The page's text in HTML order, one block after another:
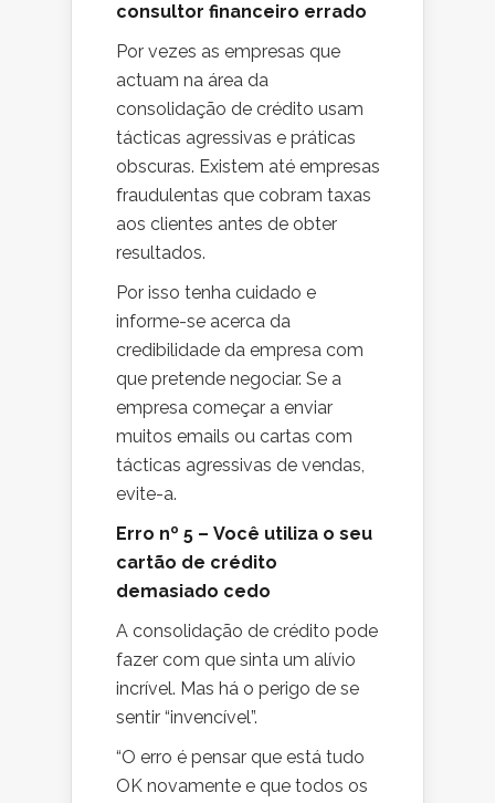
consultor financeiro errado
Por vezes as empresas que
actuam na área da
consolidação de crédito usam
tácticas agressivas e práticas
obscuras. Existem até empresas
fraudulentas que cobram taxas
aos clientes antes de obter
resultados.
Por isso tenha cuidado e
informe-se acerca da
credibilidade da empresa com
que pretende negociar. Se a
empresa começar a enviar
muitos emails ou cartas com
tácticas agressivas de vendas,
evite-a.
Erro nº 5 – Você utiliza o seu
cartão de crédito
demasiado cedo
A consolidação de crédito pode
fazer com que sinta um alívio
incrível. Mas há o perigo de se
sentir “invencível”.
“O erro é pensar que está tudo
OK novamente e que todos os